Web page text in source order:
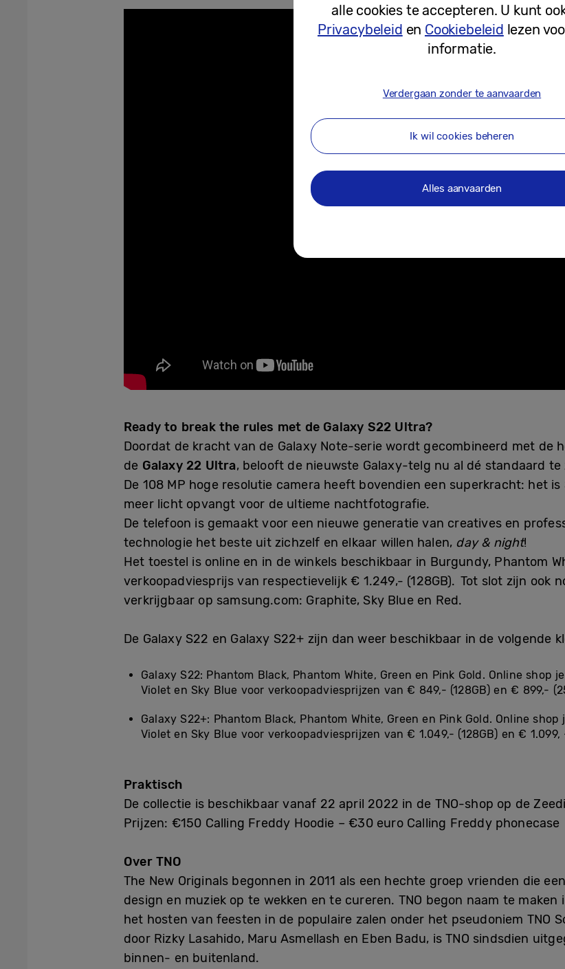
Ready to break the rules met de Galaxy S22 Ultra?
Doordat de kracht van de Galaxy Note-serie wordt gecombineerd met de
de Galaxy 22 Ultra, belooft de nieuwste Galaxy-telg nu al dé standaard
De 108 MP hoge resolutie camera heeft bovendien een superkracht: het
meer licht opvangt voor de ultieme nachtfotografie.
De telefoon is gemaakt voor een nieuwe generatie van creatives en
technologie het beste uit zichzelf en elkaar willen halen, day & night!
Het toestel is online en in de winkels beschikbaar in Burgundy, Phantom
verkoopadviesprijs van respectievelijk € 1.249,- (128GB). Tot slot zijn ook
verkrijgbaar op samsung.com: Graphite, Sky Blue en Red.
De Galaxy S22 en Galaxy S22+ zijn dan weer beschikbaar in de volgende
Galaxy S22: Phantom Black, Phantom White, Green en Pink Gold. Online shop
Violet en Sky Blue voor verkoopadviesprijzen van € 849,- (128GB) en € 899,-
Galaxy S22+: Phantom Black, Phantom White, Green en Pink Gold. Online
Violet en Sky Blue voor verkoopadviesprijzen van € 1.049,- (128GB) en €
Praktisch
De collectie is beschikbaar vanaf 22 april 2022 in de TNO-shop op de
Prijzen: €150 Calling Freddy Hoodie – €30 euro Calling Freddy phonecase
Over TNO
The New Originals begonnen in 2011 als een hechte groep vrienden die
design en muziek op te wekken en te cureren. TNO begon naam te
het hosten van feesten in de populaire zalen onder het pseudoniem TNO
door Rizky Lasahido, Maru Asmellash en Eben Badu, is TNO sindsdien
binnen- en buitenland.
alle cookies te accepteren. U kunt
Privacybeleid en Cookiebeleid lezen
informatie.
Verdergaan zonder te aanvaarden
Ik wil cookies beheren
Alles aanvaarden